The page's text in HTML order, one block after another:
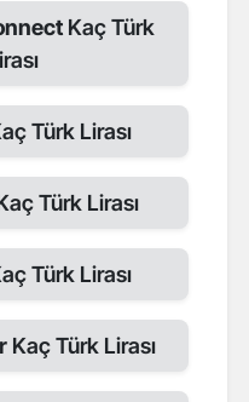
Kaç Türk
Türk Lirası
Türk Lirası
Türk Lirası
Kaç Türk Lirası